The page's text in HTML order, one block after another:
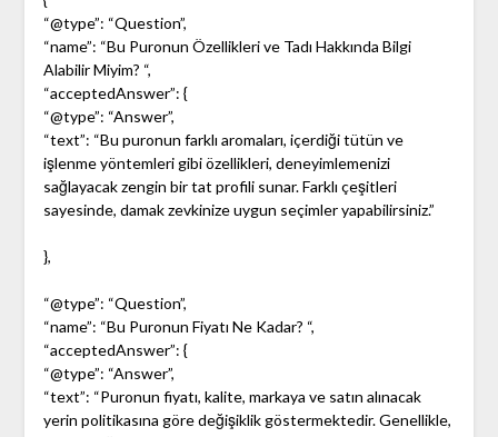
“@type”: “Question”,
“name”: “Bu Puronun Özellikleri ve Tadı Hakkında Bilgi
Alabilir Miyim? “,
“acceptedAnswer”: {
“@type”: “Answer”,
“text”: “Bu puronun farklı aromaları, içerdiği tütün ve
işlenme yöntemleri gibi özellikleri, deneyimlemenizi
sağlayacak zengin bir tat profili sunar. Farklı çeşitleri
sayesinde, damak zevkinize uygun seçimler yapabilirsiniz.”
},
“@type”: “Question”,
“name”: “Bu Puronun Fiyatı Ne Kadar? “,
“acceptedAnswer”: {
“@type”: “Answer”,
“text”: “Puronun fiyatı, kalite, markaya ve satın alınacak
yerin politikasına göre değişiklik göstermektedir. Genellikle,